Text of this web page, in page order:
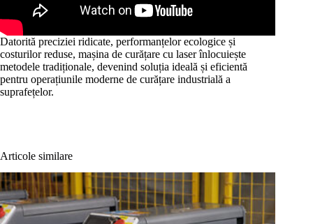
Datorită preciziei ridicate, performanțelor ecologice și
costurilor reduse, mașina de curățare cu laser înlocuiește
metodele tradiționale, devenind soluția ideală și eficientă
pentru operațiunile moderne de curățare industrială a
suprafețelor.
Articole similare